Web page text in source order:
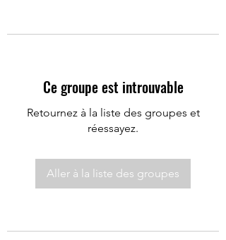
Ce groupe est introuvable
Retournez à la liste des groupes et
réessayez.
Aller à la liste des groupes